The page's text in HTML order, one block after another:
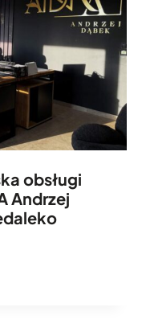
obsługi
Andrzej